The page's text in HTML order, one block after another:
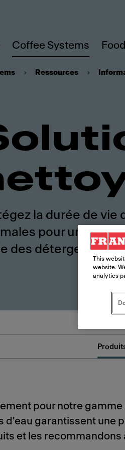
Coffee Systems
Ressources
la durée de
pour une
des détergents
pour notre
d'eau garantissent une
et les
This
website.
analytics